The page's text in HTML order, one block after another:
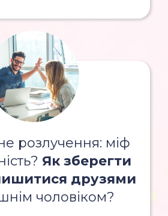
розлучення: міф
Як зберегти
друзями
чоловіком?